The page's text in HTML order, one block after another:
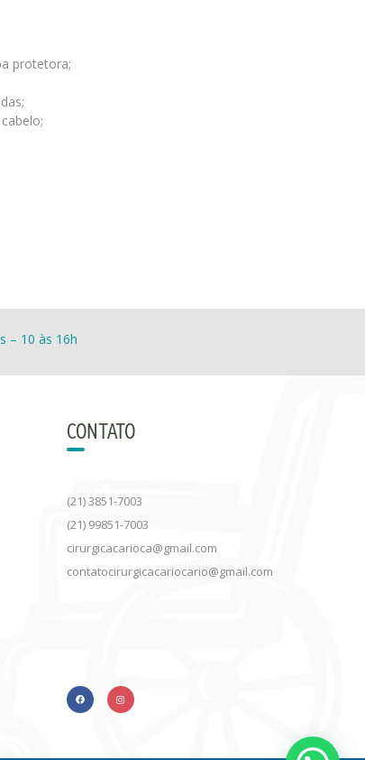
protetora;
– 10 às 16h
CONTATO
(21) 3851-7003
(21) 99851-7003
cirurgicacarioca@gmail.com
contatocirurgicacariocario@gmail.com